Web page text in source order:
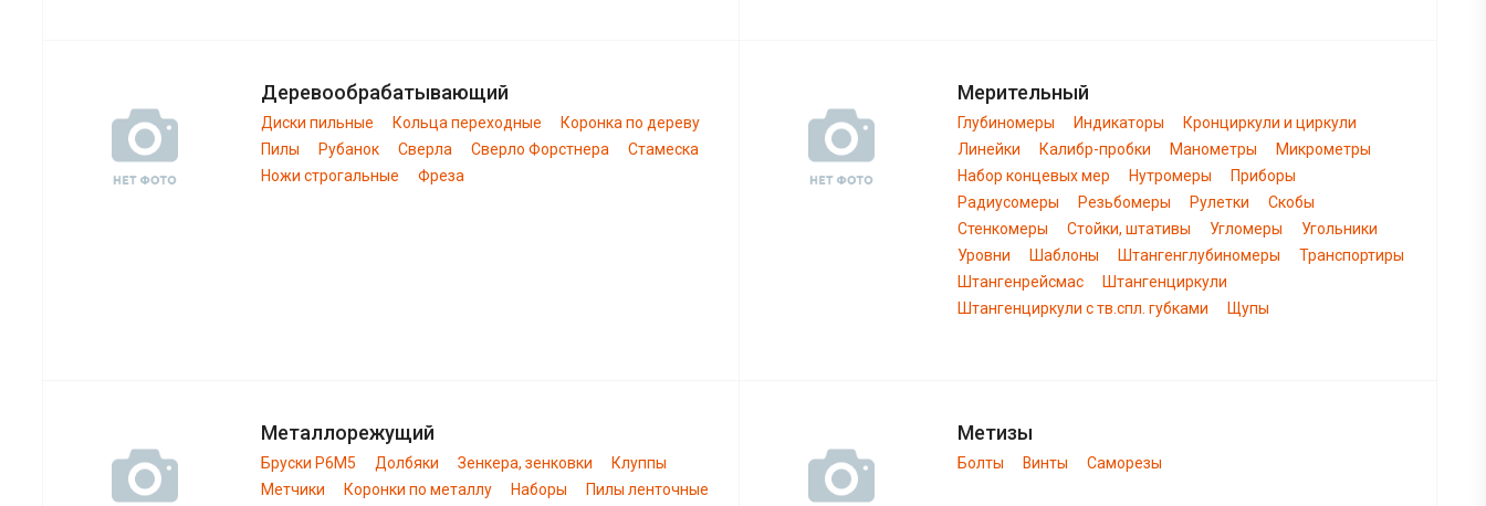
Деревообрабатывающий
Диски пильные Кольца переходные
Коронка по дереву
Пилы
Рубанок Сверла Сверло Форстнера
Стамеска
Ножи строгальные
Фреза
Мерительный
Глубиномеры Индикаторы
Кронциркули и циркули
Линейки
Калибр-пробки Манометры
Микрометры
Набор концевых мер
Нутромеры
Приборы
Радиусомеры
Резьбомеры Рулетки
Скобы
Стенкомеры
Стойки, штативы Угломеры
Угольники
Уровни
Шаблоны Штангенглубиномеры
Транспортиры
Штангенрейсмас
Штангенциркули
Штангенциркули с тв.спл. губками
Щупы
Металлорежущий
Бруски Р6М5 Долбяки Зенкера, зенковки
Клуппы
Метчики
Коронки по металлу Наборы
Пилы ленточные
Метизы
Болты Винты Саморезы